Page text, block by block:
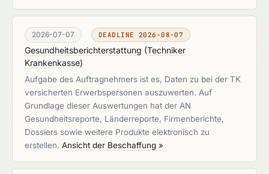
2026-07-07 DEADLINE 2026-08-07
Gesundheitsberichterstattung (Techniker
Krankenkasse)
Aufgabe des Auftragnehmers ist es, Daten zu bei der TK
versicherten Erwerbspersonen auszuwerten. Auf
Grundlage dieser Auswertungen hat der AN
Gesundheitsreporte, Länderreporte, Firmenberichte,
Dossiers sowie weitere Produkte elektronisch zu
erstellen. Ansicht der Beschaffung »